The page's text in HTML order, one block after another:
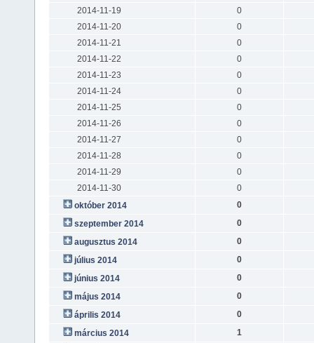
2014-11-19
0
2014-11-20
0
2014-11-21
0
2014-11-22
0
2014-11-23
0
2014-11-24
0
2014-11-25
0
2014-11-26
0
2014-11-27
0
2014-11-28
0
2014-11-29
0
2014-11-30
0
október 2014
0
szeptember 2014
0
augusztus 2014
0
július 2014
0
június 2014
0
május 2014
0
április 2014
0
március 2014
1